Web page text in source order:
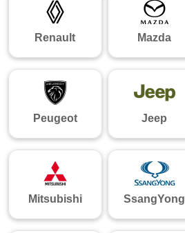
Renault Mazda
Peugeot Jeep
Mitsubishi SsangYong